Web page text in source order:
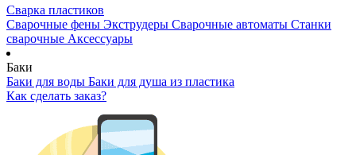
Сварка пластиков
Сварочные фены Экструдеры Сварочные автоматы Станки
сварочные Аксессуары
Баки
Баки для воды Баки для душа из пластика
Как сделать заказ?